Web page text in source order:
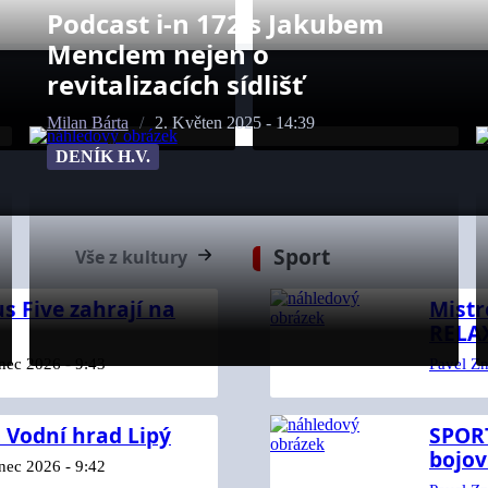
Podcast i-n 172 s Jakubem
Menclem nejen o
revitalizacích sídlišť
Milan Bárta / 2. Květen 2025 - 14:39
DENÍK H.V.
Vše z kultury
Five zahrají na
2026 - 9:43
hrad Lipý
2026 - 9:42
Sport
Pavel